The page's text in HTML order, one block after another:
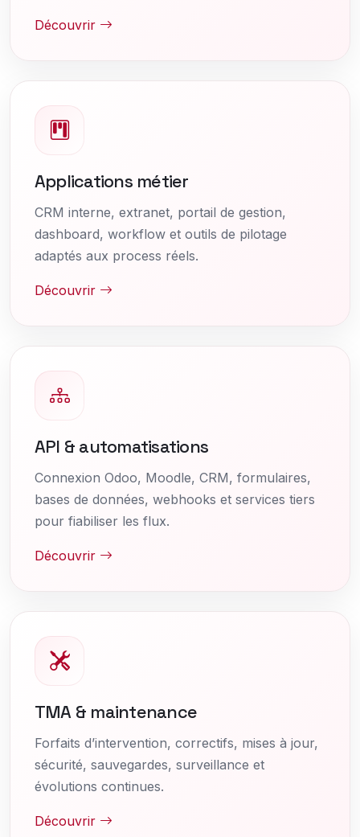
Découvrir
Applications métier
CRM interne, extranet, portail de gestion,
dashboard, workflow et outils de pilotage
adaptés aux process réels.
Découvrir
API & automatisations
Connexion Odoo, Moodle, CRM, formulaires,
bases de données, webhooks et services tiers
pour fiabiliser les flux.
Découvrir
TMA & maintenance
Forfaits d’intervention, correctifs, mises à jour,
sécurité, sauvegardes, surveillance et
évolutions continues.
Découvrir